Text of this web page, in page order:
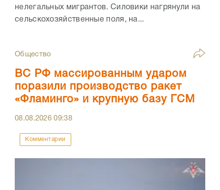
нелегальных мигрантов. Силовики нагрянули на
сельскохозяйственные поля, на...
Общество
ВС РФ массированным ударом
поразили производство ракет
«Фламинго» и крупную базу ГСМ
08.08.202609:38
Комментарии